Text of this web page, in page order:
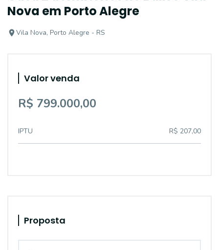
Nova em Porto Alegre
Vila Nova, Porto Alegre - RS
Valor venda
R$ 799.000,00
IPTU R$ 207,00
Proposta